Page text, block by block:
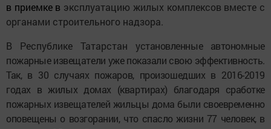
в приемке в эксплуатацию жилых комплексов вместе с
органами строительного надзора.
В Республике Татарстанустановленные автономные
пожарные извещатели уже показали свою эффективность.
Так, в 30 случаях пожаров, произошедших в 2016-2019
годах в жилых домах (квартирах) благодаря сработке
пожарных извещателей жильцы дома были своевременно
оповещены о возгорании, что спасло жизни 77 человек, в